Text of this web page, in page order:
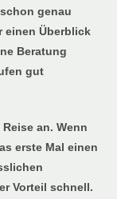
genau
einen Überblick
Beratung
gut
an. Wenn
erste Mal einen
Vorteil schnell.